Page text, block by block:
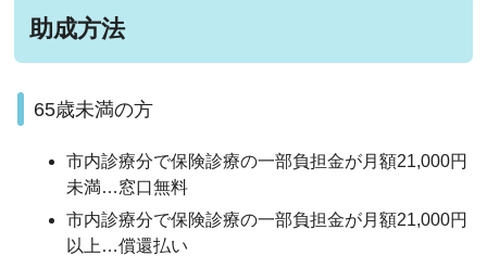
助成方法
65歳未満の方
市内診療分で保険診療の一部負担金が月額21,000円
未満…窓口無料
市内診療分で保険診療の一部負担金が月額21,000円
以上…償還払い